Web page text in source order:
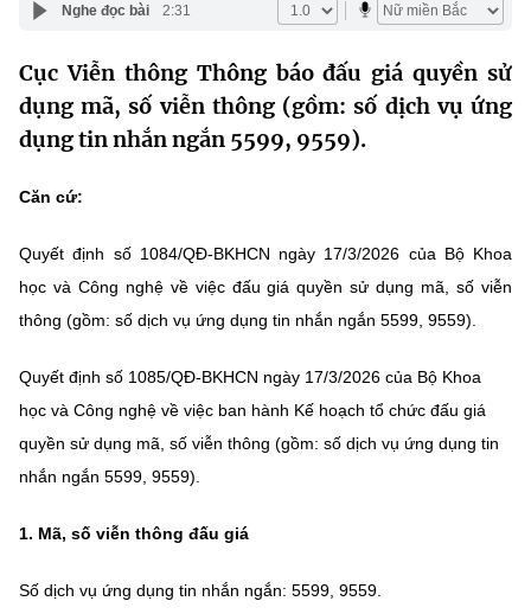
Giới thiệu
Chức năng nhiệm vụ
Cơ cấu tổ chức
Lịch sử phát triển
Sở Khoa học và Công nghệ
Tin tức sự kiện
Khoa học và Công nghệ
Đổi mới sáng tạo
Chuyển đổi số
Bưu chính, Viễn thông
Sở hữu trí tuệ
Năng lượng nguyên tử
Tin tổng hợp
Tin địa phương
Dịch vụ công
Hệ thống văn bản
Văn bản QPPL
MST IOFFICE
THỐNG KÊ
Đổi mới sáng tạo
Chuyển đổi số
Bưu chính, Viễn thông
Sở hữu trí tuệ
THƯ ĐIỆN TỬ
Khác
Nghe đọc bài 2:31
Cục Viễn thông Thông báo đấu giá quyền sử
dụng mã, số viễn thông (gồm: số dịch vụ ứng
dụng tin nhắn ngắn 5599, 9559).
Căn cứ:
Quyết định số 1084/QĐ-BKHCN ngày 17/3/2026 của Bộ Khoa
học và Công nghệ về việc đấu giá quyền sử dụng mã, số viễn
thông (gồm: số dịch vụ ứng dụng tin nhắn ngắn 5599, 9559).
Quyết định số 1085/QĐ-BKHCN ngày 17/3/2026 của Bộ Khoa
học và Công nghệ về việc ban hành Kế hoạch tổ chức đấu giá
quyền sử dụng mã, số viễn thông (gồm: số dịch vụ ứng dụng tin
nhắn ngắn 5599, 9559).
1. Mã, số viễn thông đấu giá
Số dịch vụ ứng dụng tin nhắn ngắn: 5599, 9559.